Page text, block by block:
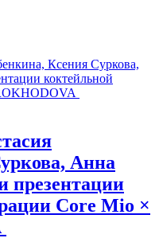
Анна
презентации
Core Mio ×